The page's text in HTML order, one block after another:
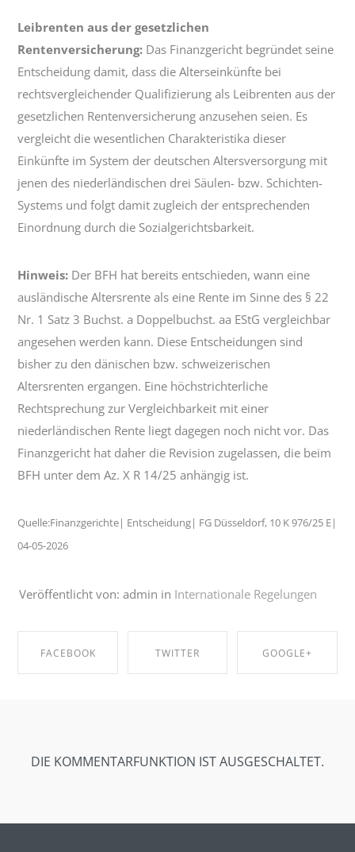
Leibrenten aus der gesetzlichen
Rentenversicherung: Das Finanzgericht begründet seine
Entscheidung damit, dass die Alterseinkünfte bei
rechtsvergleichender Qualifizierung als Leibrenten aus der
gesetzlichen Rentenversicherung anzusehen seien. Es
vergleicht die wesentlichen Charakteristika dieser
Einkünfte im System der deutschen Altersversorgung mit
jenen des niederländischen drei Säulen- bzw. Schichten-
Systems und folgt damit zugleich der entsprechenden
Einordnung durch die Sozialgerichtsbarkeit.
Hinweis: Der BFH hat bereits entschieden, wann eine
ausländische Altersrente als eine Rente im Sinne des § 22
Nr. 1 Satz 3 Buchst. a Doppelbuchst. aa EStG vergleichbar
angesehen werden kann. Diese Entscheidungen sind
bisher zu den dänischen bzw. schweizerischen
Altersrenten ergangen. Eine höchstrichterliche
Rechtsprechung zur Vergleichbarkeit mit einer
niederländischen Rente liegt dagegen noch nicht vor. Das
Finanzgericht hat daher die Revision zugelassen, die beim
BFH unter dem Az. X R 14/25 anhängig ist.
Quelle:Finanzgerichte| Entscheidung| FG Düsseldorf, 10 K 976/25 E|
04-05-2026
Veröffentlicht von: admin in Internationale Regelungen
FACEBOOK TWITTER GOOGLE+
DIE KOMMENTARFUNKTION IST AUSGESCHALTET.